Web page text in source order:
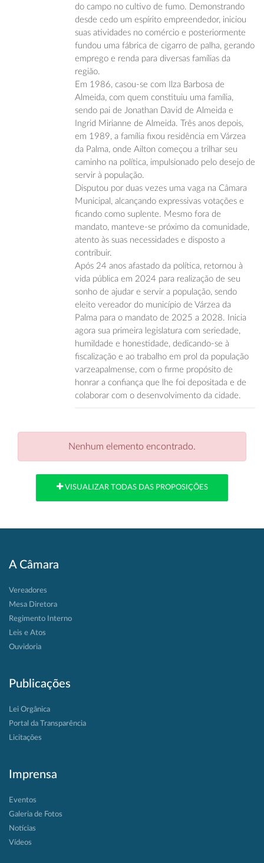
do campo no cultivo de fumo. Demonstrando
desde cedo um espírito empreendedor, iniciou
suas atividades no comércio e posteriormente
fundou uma fábrica de cigarro de palha, gerando
emprego e renda para diversas famílias da
região.
Em 1986, casou-se com Ilza Barbosa de
Almeida, com quem constituiu uma família,
sendo pai de Jonathan David de Almeida e
Ingrid Mirianne de Almeida. Três anos depois,
em 1989, a família fixou residência em Várzea
da Palma, onde Ailton começou a trilhar seu
caminho na política, impulsionado pelo desejo de
servir à população.
Disputou por duas vezes uma vaga na Câmara
Municipal, alcançando expressivas votações e
ficando como suplente. Mesmo fora de
mandato, manteve-se próximo da comunidade,
atento às suas necessidades e disposto a
contribuir.
Após 24 anos afastado da política, retornou à
vida pública em 2024 para realização de seu
sonho de ajudar e servir a população, sendo
eleito vereador do município de Várzea da
Palma para o mandato de 2025 a 2028. Inicia
agora sua primeira legislatura com seriedade,
humildade e honestidade, dedicando-se à
fiscalização e ao trabalho em prol da população
varzeapalmense, com o firme propósito de
honrar a confiança que lhe foi depositada e de
colaborar com o desenvolvimento da cidade.
Nenhum elemento encontrado.
VISUALIZAR TODAS DAS PROPOSIÇÕES
A Câmara
Vereadores
Mesa Diretora
Regimento Interno
Leis e Atos
Ouvidoria
Publicações
Lei Orgânica
Portal da Transparência
Licitações
Imprensa
Eventos
Galeria de Fotos
Notícias
Vídeos